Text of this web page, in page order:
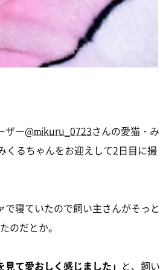
ザー@mikuru_0723さんの愛猫・み
くるちゃんをお迎えして2日目に撮
寝ていたので飼い主さんがそっと
のだとか。
て愛おしく感じました」 と、飼い